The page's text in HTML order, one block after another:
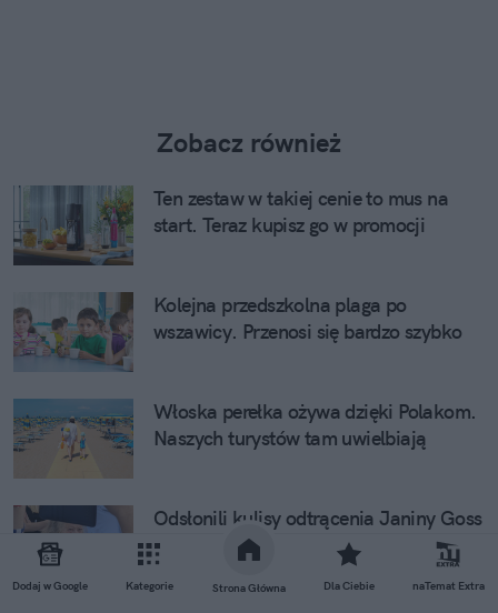
Dodaj w Google Kategorie Strona Główna Dla Ciebie naTemat Extra
Zobacz również
Ten zestaw w takiej cenie to mus na
start. Teraz kupisz go w promocji
Kolejna przedszkolna plaga po
wszawicy. Przenosi się bardzo szybko
Włoska perełka ożywa dzięki Polakom.
Naszych turystów tam uwielbiają
Odsłonili kulisy odtrącenia Janiny Goss
i jej "transferu". "Kochała się w
Kaczyńskim"